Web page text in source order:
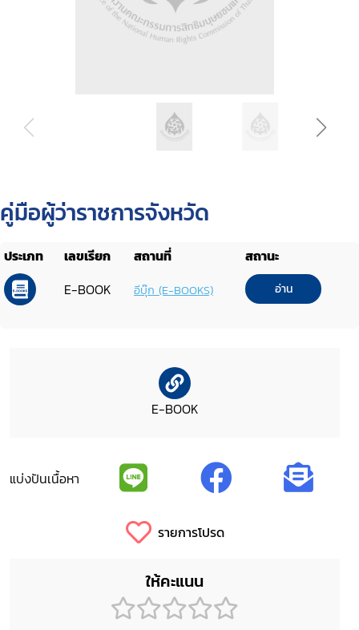
คู่มือผู้ว่าราชการจังหวัด
ประเภท เลขเรียก สถานที่
สถานะ
E-BOOK
อีบุ๊ก (E-BOOKS) อ่าน
E-BOOK
แบ่งปันเนื้อหา
รายการโปรด
ให้คะแนน